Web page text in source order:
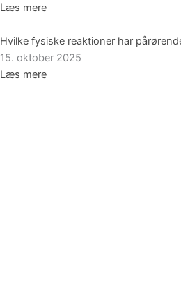
Læs mere
Hvilke fysiske reaktioner har
15. oktober 2025
Læs mere